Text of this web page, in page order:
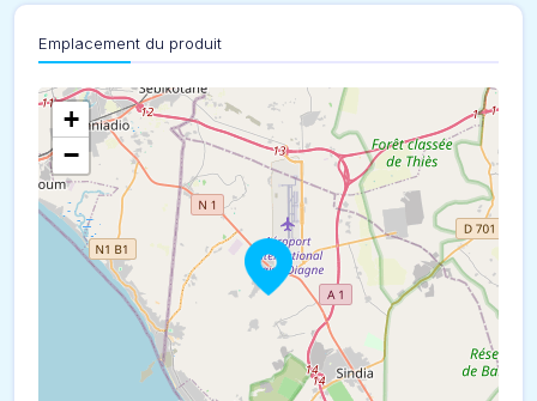
Emplacement du produit
+
−